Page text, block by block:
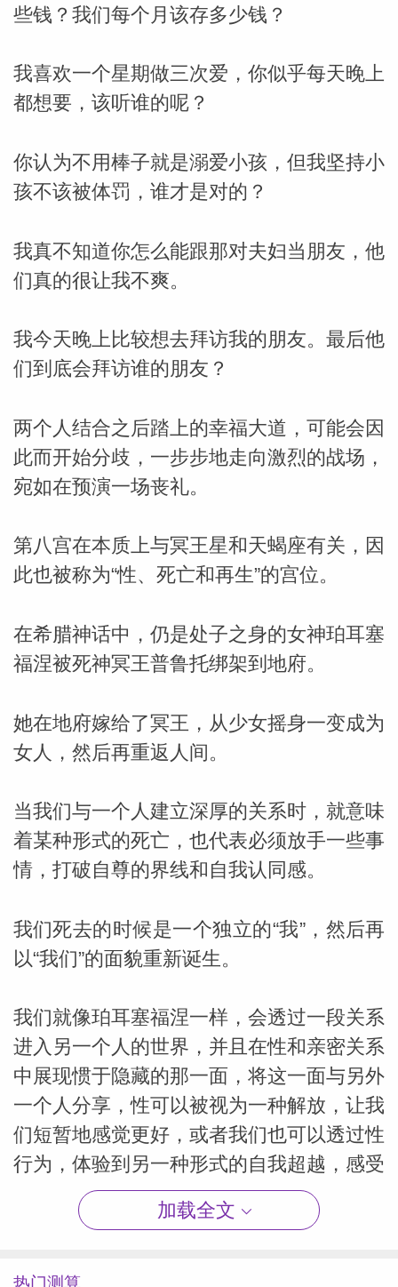
些钱？我们每个月该存多少钱？
我喜欢一个星期做三次爱，你似乎每天晚上
都想要，该听谁的呢？
你认为不用棒子就是溺爱小孩，但我坚持小
孩不该被体罚，谁才是对的？
我真不知道你怎么能跟那对夫妇当朋友，他
们真的很让我不爽。
我今天晚上比较想去拜访我的朋友。最后他
们到底会拜访谁的朋友？
两个人结合之后踏上的幸福大道，可能会因
此而开始分歧，一步步地走向激烈的战场，
宛如在预演一场丧礼。
第八宫在本质上与冥王星和天蝎座有关，因
此也被称为“性、死亡和再生”的宫位。
在希腊神话中，仍是处子之身的女神珀耳塞
福涅被死神冥王普鲁托绑架到地府。
她在地府嫁给了冥王，从少女摇身一变成为
女人，然后再重返人间。
当我们与一个人建立深厚的关系时，就意味
着某种形式的死亡，也代表必须放手一些事
情，打破自尊的界线和自我认同感。
我们死去的时候是一个独立的“我”，然后再
以“我们”的面貌重新诞生。
我们就像珀耳塞福涅一样，会透过一段关系
进入另一个人的世界，并且在性和亲密关系
中展现惯于隐藏的那一面，将这一面与另外
一个人分享，性可以被视为一种解放，让我
们短暂地感觉更好，或者我们也可以透过性
行为，体验到另一种形式的自我超越，感受
与另一个自我的结合。
自我，与另外一个人完全地结合。
加载全文
热门测算